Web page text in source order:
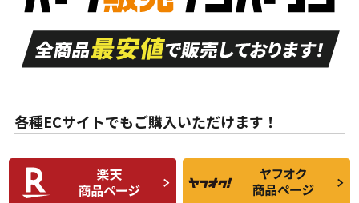
A
走行距離も少なく、
目立つ傷もほとんど
ない中古品
A
走行距離も少なく、
非常に状態の良い中
古品
な中古品
んどない中古品
C
比較的きれいな中古
品
C
られるが、使用に問
題のない中古品
各種ECサイトでもご購入いただけます！